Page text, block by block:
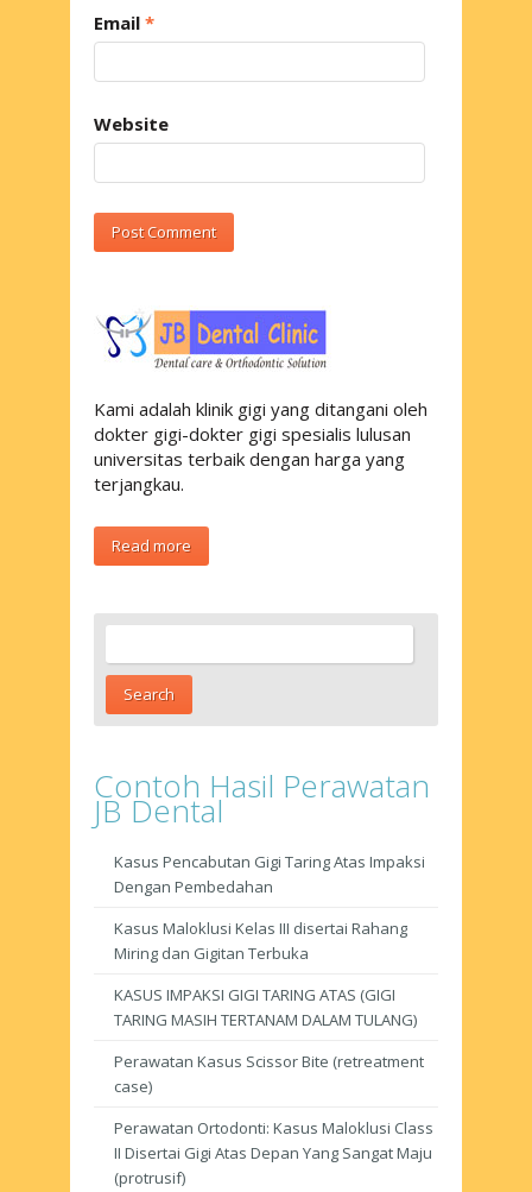
Email *
Website
Kami adalah klinik gigi yang ditangani oleh
dokter gigi-dokter gigi spesialis lulusan
universitas terbaik dengan harga yang
terjangkau.
Read more
Contoh Hasil Perawatan
JB Dental
Kasus Pencabutan Gigi Taring Atas Impaksi
Dengan Pembedahan
Kasus Maloklusi Kelas III disertai Rahang
Miring dan Gigitan Terbuka
KASUS IMPAKSI GIGI TARING ATAS (GIGI
TARING MASIH TERTANAM DALAM TULANG)
Perawatan Kasus Scissor Bite (retreatment
case)
Perawatan Ortodonti: Kasus Maloklusi Class
II Disertai Gigi Atas Depan Yang Sangat Maju
(protrusif)